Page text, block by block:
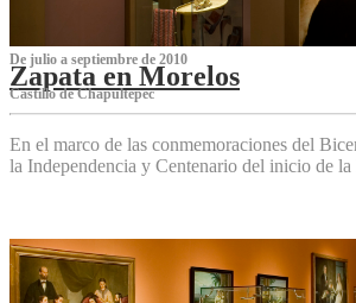
De julio a septiembre de 2010
Zapata en Morelos
Castillo de Chapultepec
En el marco de las conmemoraciones del
la Independencia y Centenario del inicio de